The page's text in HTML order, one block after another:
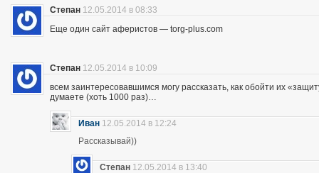
Степан 12.05.2014 в 08:33
Еще один сайт аферистов — torg-plus.com
Степан 12.05.2014 в 10:09
всем заинтересовавшимся могу рассказать, как обойти их
думаете (хоть 1000 раз)…
Иван 12.05.2014 в 12:24
Рассказывай))
Степан 12.05.2014 в 13:40